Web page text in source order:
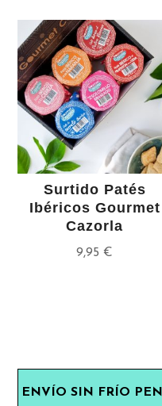
Surtido Patés
Ibéricos Gourmet
Cazorla
9,95€
ENVÍO SIN FRÍO